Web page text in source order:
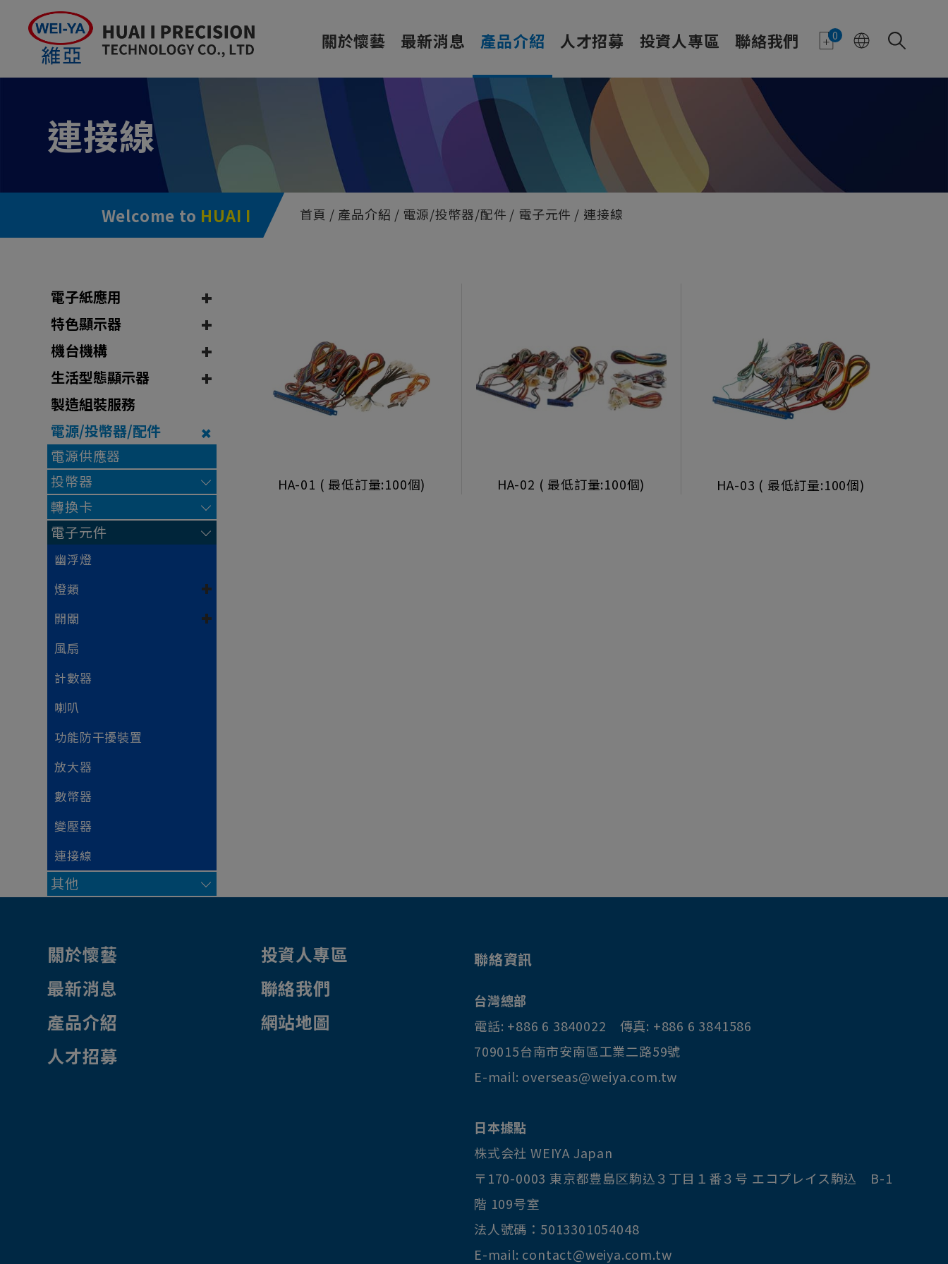
0
關於懷藝 最新消息 產品介紹 人才招募 投資人專區 聯絡我們
連接線
Welcome to HUAI I 首頁 產品介紹 電源/投幣器/配件 電子元件 連接線
電子紙應用
特色顯示器
機台機構
生活型態顯示器
製造組裝服務
電源/投幣器/配件
電源供應器
投幣器
轉換卡
電子元件
幽浮燈
燈類
開關
風扇
計數器
喇叭
功能防干擾裝置
放大器
數幣器
變壓器
連接線
其他
HA-01 ( 最低訂量:100個) HA-02 ( 最低訂量:100個) HA-03 ( 最低訂量:100個)
關於懷藝
最新消息
產品介紹
人才招募
投資人專區
聯絡我們
網站地圖
聯絡資訊
台灣總部
電話: +886 6 3840022 傳真: +886 6 3841586
709015台南市安南區工業二路59號
E-mail: overseas@weiya.com.tw
日本據點
株式会社 WEIYA Japan
〒170-0003 東京都豊島区駒込３丁目１番３号 エコプレイス駒込 B-1
階 109号室
法人號碼：5013301054048
E-mail: contact@weiya.com.tw
Cookie管理面板